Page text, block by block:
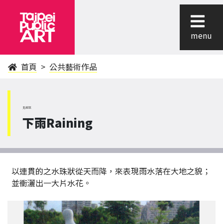
menu
首頁 公共藝術作品
北投區
下雨Raining
以連貫的之水珠狀從天而降，來表現雨水落在大地之貌；
並衝灑出一大片水花。